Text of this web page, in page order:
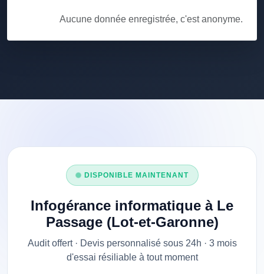
Aucune donnée enregistrée, c'est anonyme.
DISPONIBLE MAINTENANT
Infogérance informatique à Le
Passage (Lot-et-Garonne)
Audit offert · Devis personnalisé sous 24h · 3 mois
d'essai résiliable à tout moment